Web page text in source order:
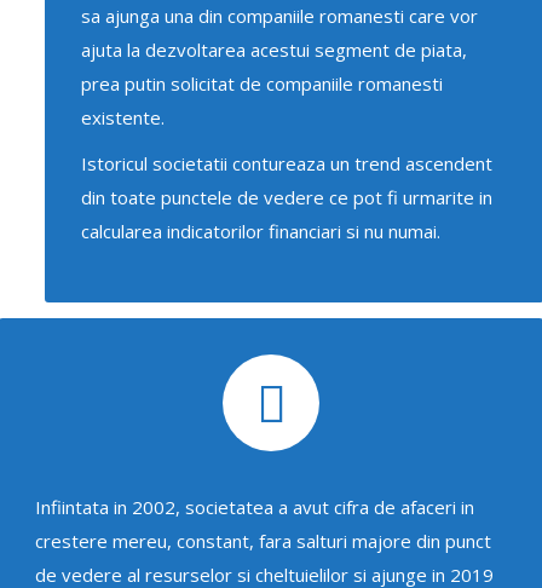
sa ajunga una din companiile romanesti care vor
ajuta la dezvoltarea acestui segment de piata,
prea putin solicitat de companiile romanesti
existente.
Istoricul societatii contureaza un trend ascendent
din toate punctele de vedere ce pot fi urmarite in
calcularea indicatorilor financiari si nu numai.
Infiintata in 2002, societatea a avut cifra de afaceri in
crestere mereu, constant, fara salturi majore din punct
de vedere al resurselor si cheltuielilor si ajunge in 2019